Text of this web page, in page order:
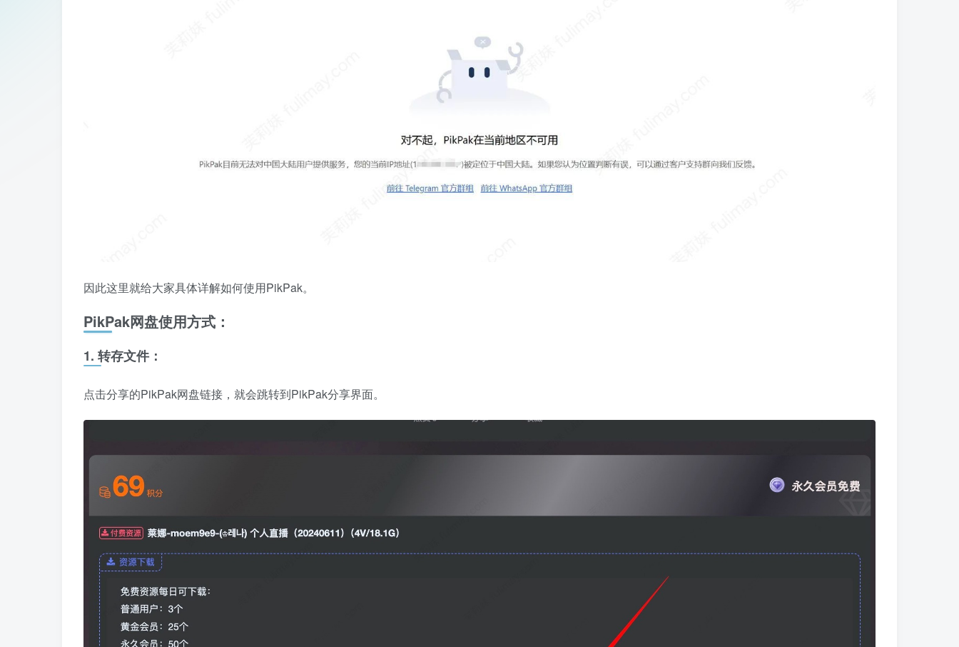
因此这里就给大家具体详解如何使用PikPak。
PikPak网盘使用方式：
1. 转存文件：
点击分享的PikPak网盘链接，就会跳转到PikPak分享界面。